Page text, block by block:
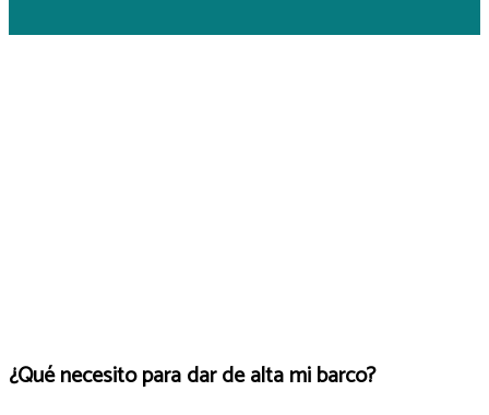
¿Qué necesito para dar de alta mi barco?